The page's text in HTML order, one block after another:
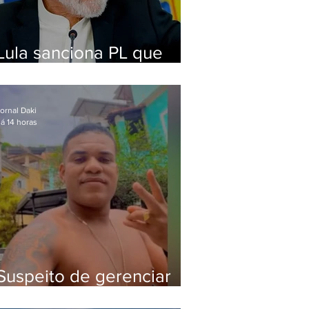
sanciona PL que
contra crianças
de gerenciar
Daki
14 horas